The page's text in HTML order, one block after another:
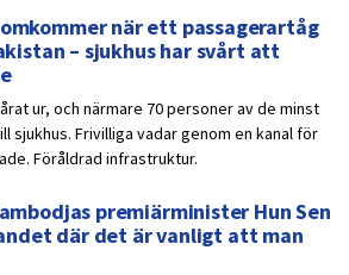
när ett passagerartåg
– sjukhus har svårt att
ur, och närmare 70 personer av de minst
sjukhus. Frivilliga vadar genom en kanal för
Föråldrad infrastruktur.
premiärminister Hun Sen
där det är vanligt att man